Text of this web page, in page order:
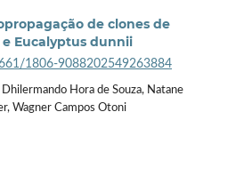
de clones de
Eucalyptus dunnii
1806-9088202549263884
Hora de Souza, Natane
Wagner Campos Otoni